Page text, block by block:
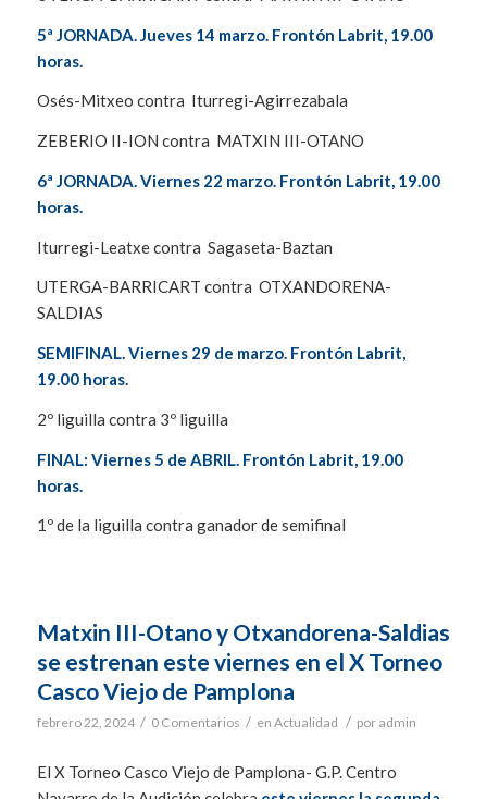
5ª JORNADA. Jueves 14 marzo. Frontón Labrit, 19.00
horas.
Osés-Mitxeo contra Iturregi-Agirrezabala
ZEBERIO II-ION contra MATXIN III-OTANO
6ª JORNADA. Viernes 22 marzo. Frontón Labrit, 19.00
horas.
Iturregi-Leatxe contra Sagaseta-Baztan
UTERGA-BARRICART contra OTXANDORENA-
SALDIAS
SEMIFINAL. Viernes 29 de marzo. Frontón Labrit,
19.00 horas.
2º liguilla contra 3º liguilla
FINAL: Viernes 5 de ABRIL. Frontón Labrit, 19.00
horas.
1º de la liguilla contra ganador de semifinal
Matxin III-Otano y Otxandorena-Saldias
se estrenan este viernes en el X Torneo
Casco Viejo de Pamplona
febrero 22, 2024 / 0 Comentarios / en Actualidad / por admin
El X Torneo Casco Viejo de Pamplona- G.P. Centro